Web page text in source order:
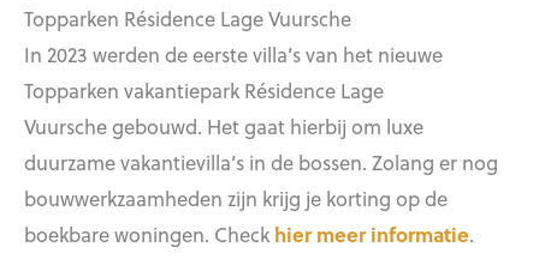
Topparken Résidence Lage Vuursche
In 2023 werden de eerste villa’s van het nieuwe
Topparken vakantiepark Résidence Lage
Vuursche gebouwd. Het gaat hierbij om luxe
duurzame vakantievilla’s in de bossen. Zolang er nog
bouwwerkzaamheden zijn krijg je korting op de
boekbare woningen. Check hier meer informatie.